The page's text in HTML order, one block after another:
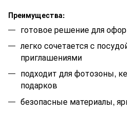
Преимущества:
готовое решение для
легко сочетается с
приглашениями
подходит для фотозоны,
подарков
безопасные материалы,